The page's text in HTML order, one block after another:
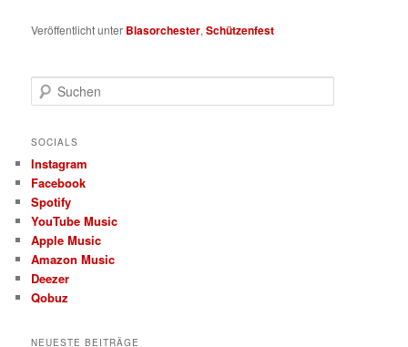
Veröffentlicht unter Blasorchester,Schützenfest
u
h
n
SOCIALS
Instagram
Facebook
Spotify
YouTube Music
Apple Music
Amazon Music
Deezer
Qobuz
NEUESTE BEITRÄGE